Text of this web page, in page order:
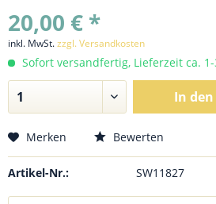
20,00 € *
inkl. MwSt.zzgl. Versandkosten
Sofort versandfertig, Lieferzeit ca.
In den
Merken Bewerten
Artikel-Nr.: SW11827